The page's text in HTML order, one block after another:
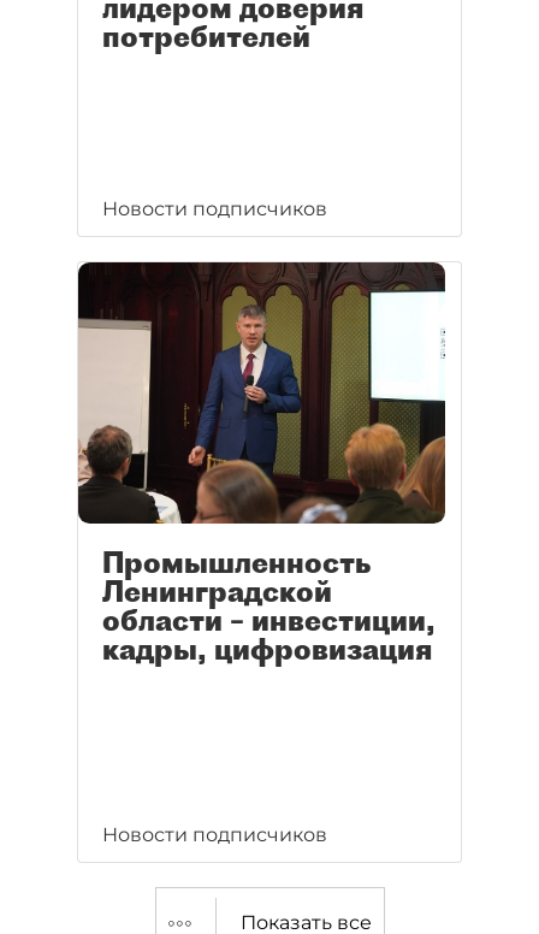
лидером доверия
потребителей
Новости подписчиков
Промышленность
Ленинградской
области – инвестиции,
кадры, цифровизация
Новости подписчиков
Показать все